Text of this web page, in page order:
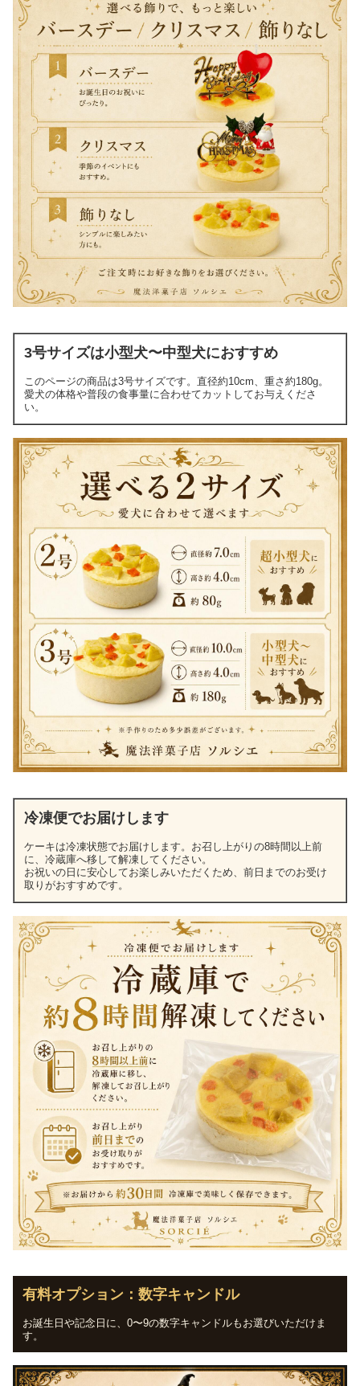
3号サイズは小型犬〜中型犬におすすめ
このページの商品は3号サイズです。直径約10cm、重さ約180g。
愛犬の体格や普段の食事量に合わせてカットしてお与えくださ
い。
冷凍便でお届けします
ケーキは冷凍状態でお届けします。お召し上がりの8時間以上前
に、冷蔵庫へ移して解凍してください。
お祝いの日に安心してお楽しみいただくため、前日までのお受け
取りがおすすめです。
有料オプション：数字キャンドル
お誕生日や記念日に、0〜9の数字キャンドルもお選びいただけま
す。